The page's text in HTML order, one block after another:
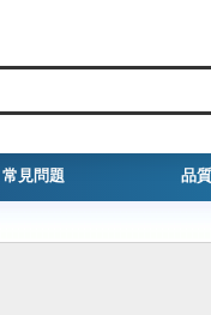
常見問題 品